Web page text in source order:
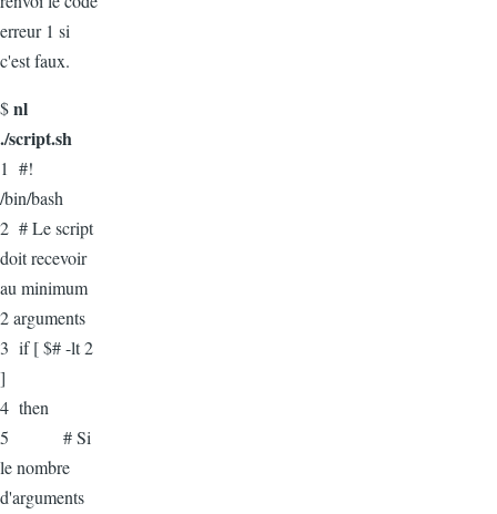
erreur 1 si
c'est faux.
$nl
./script.sh
1 #!
/bin/bash
2 # Le script
doit recevoir
au minimum
2 arguments
3 if [ $# -lt 2
]
4 then
5 # Si
le nombre
d'arguments